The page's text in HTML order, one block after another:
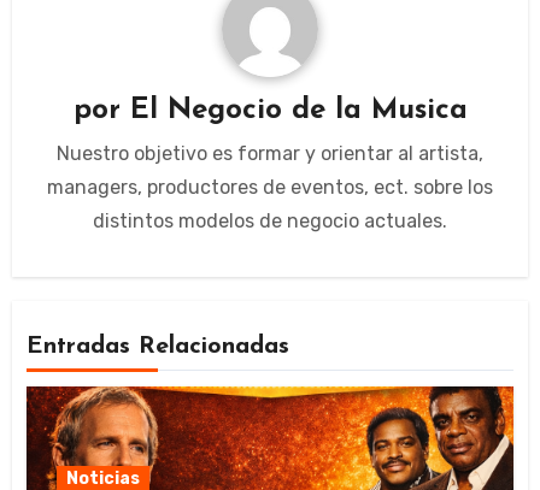
por El Negocio de la Musica
Nuestro objetivo es formar y orientar al artista,
managers, productores de eventos, ect. sobre los
distintos modelos de negocio actuales.
Entradas Relacionadas
Noticias